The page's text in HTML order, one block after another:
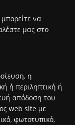
να
μας στο
η
ή περιληπτική ή
απόδοση του
web site με
φωτοτυπικό,